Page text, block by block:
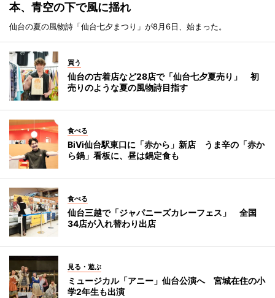
本、青空の下で風に揺れ
仙台の夏の風物詩「仙台七夕まつり」が8月6日、始まった。
買う
仙台の古着店など28店で「仙台七夕夏売り」 初
売りのような夏の風物詩目指す
食べる
BiVi仙台駅東口に「赤から」新店 うま辛の「赤か
ら鍋」看板に、昼は鍋定食も
食べる
仙台三越で「ジャパニーズカレーフェス」 全国
34店が入れ替わり出店
見る・遊ぶ
ミュージカル「アニー」仙台公演へ 宮城在住の小
学2年生も出演